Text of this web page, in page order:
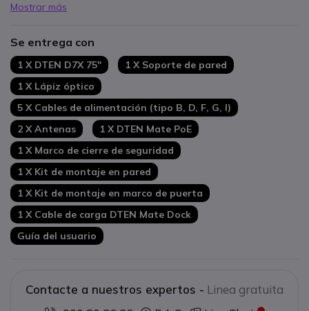
Mostrar más
Se entrega con
1 X DTEN D7X 75''
1 X Soporte de pared
1 X Lápiz óptico
5 X Cables de alimentación (tipo B, D, F, G, I)
2 X Antenas
1 X DTEN Mate PoE
1 X Marco de cierre de seguridad
1 X Kit de montaje en pared
1 X Kit de montaje en marco de puerta
1 X Cable de carga DTEN Mate Dock
Guía del usuario
Contacte a nuestros expertos - Linea gratuita